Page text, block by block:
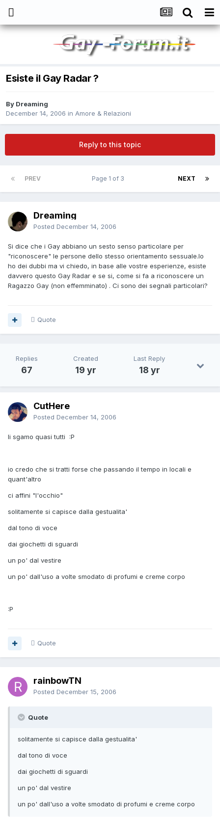
Esiste il Gay Radar ?
By Dreaming
December 14, 2006 in Amore & Relazioni
Reply to this topic
PREV NEXT
Page 1 of 3
Dreaming
Posted December 14, 2006
Si dice che i Gay abbiano un sesto senso particolare per
"riconoscere" le persone dello stesso orientamento sessuale.Io
ho dei dubbi ma vi chiedo, in base alle vostre esperienze, esiste
davvero questo Gay Radar e se si, come si fa a riconoscere un
Ragazzo Gay (non effemminato) . Ci sono dei segnali particolari?
Quote
Replies
67
Created
19 yr
Last Reply
18 yr
CutHere
Posted December 14, 2006
li sgamo quasi tutti :P
io credo che si tratti forse che passando il tempo in locali e
quant'altro
ci affini "l'occhio"
solitamente si capisce dalla gestualita'
dal tono di voce
dai giochetti di sguardi
un po' dal vestire
un po' dall'uso a volte smodato di profumi e creme corpo
:P
Quote
rainbowTN
Posted December 15, 2006
Quote
solitamente si capisce dalla gestualita'
dal tono di voce
dai giochetti di sguardi
un po' dal vestire
un po' dall'uso a volte smodato di profumi e creme corpo